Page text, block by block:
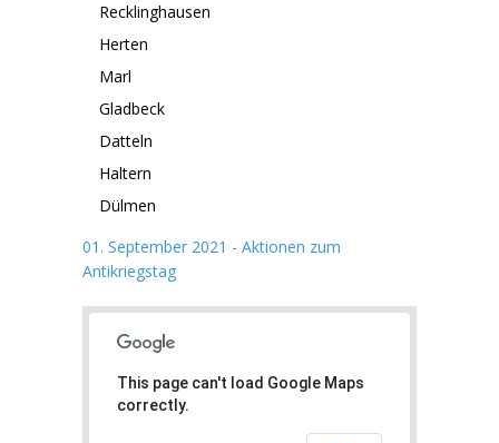
Recklinghausen
Herten
Marl
Gladbeck
Datteln
Haltern
Dülmen
01. September 2021 - Aktionen zum
Antikriegstag
This page can't load Google Maps
correctly.